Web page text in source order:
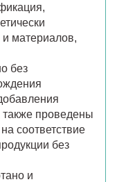
материалов,
без
проведены
соответствие
без
и